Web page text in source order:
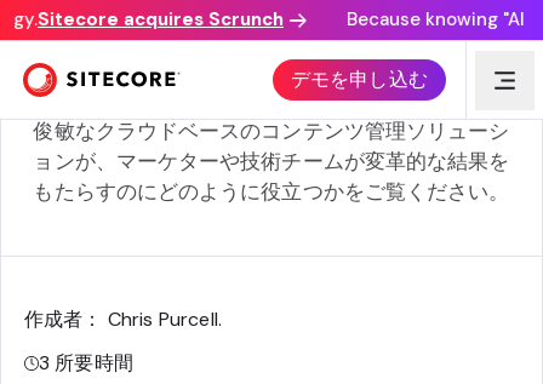
Sitecore acquires Scrunch Because knowing "AI
デモを申し込む
最新のコンテンツ管理システムがマーケターとテクノロジ
ーチームにもたらす5つのメリット
俊敏なクラウドベースのコンテンツ管理ソリューシ
ョンが、マーケターや技術チームが変革的な結果を
もたらすのにどのように役立つかをご覧ください。
作成者： Chris Purcell.
3 所要時間